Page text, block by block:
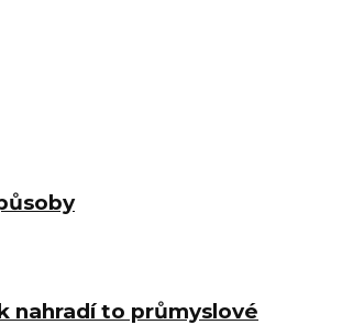
nahradí to průmyslové